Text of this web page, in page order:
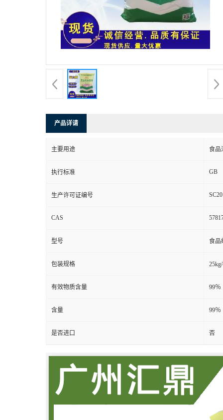
产品详请
主要用途 食品
执行标准 GB
生产许可证编号
CAS
型号 食品
包装规格
有效物质含量 99％
含量 99％
是否进口 否